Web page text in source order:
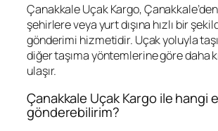
Çanakkale Uçak Kargo,
şehirlere veya yurt dışına hızlı bir
gönderimi hizmetidir. Uçak yoluyla
diğer taşıma yöntemlerine göre daha
ulaşır.
Çanakkale Uçak Kargo ile hangi
gönderebilirim?